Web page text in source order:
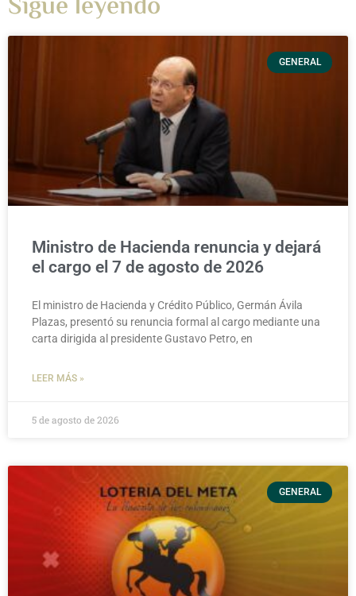
GENERAL
Ministro de Hacienda renuncia y dejará
el cargo el 7 de agosto de 2026
El ministro de Hacienda y Crédito Público, Germán Ávila
Plazas, presentó su renuncia formal al cargo mediante una
carta dirigida al presidente Gustavo Petro, en
LEER MÁS »
5 de agosto de 2026
GENERAL